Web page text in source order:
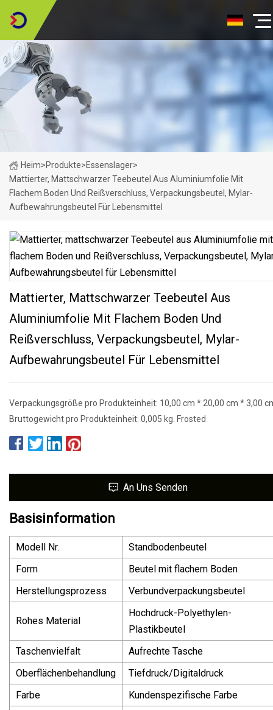
Heim>Produkte>Essenslager>
Mattierter, Mattschwarzer Teebeutel Aus Aluminiumfolie Mit
Flachem Boden Und Reißverschluss, Verpackungsbeutel, Mylar-
Aufbewahrungsbeutel Für Lebensmittel
Mattierter, Mattschwarzer Teebeutel Aus
Aluminiumfolie Mit Flachem Boden Und
Reißverschluss, Verpackungsbeutel, Mylar-
Aufbewahrungsbeutel Für Lebensmittel
Verpackungsgröße pro Produkteinheit: 10,00 cm * 20,00 cm * 3,00
Bruttogewicht pro Produkteinheit: 0,005 kg. Frosted
An Uns Senden
Basisinformation
Modell Nr.
Standbodenbeutel
Form
Beutel mit flachem Boden
Herstellungsprozess
Verbundverpackungsbeutel
Rohes Material
Hochdruck-Polyethylen-
Plastikbeutel
Taschenvielfalt
Aufrechte Tasche
Oberflächenbehandlung
Tiefdruck/Digitaldruck
Farbe
Kundenspezifische Farbe